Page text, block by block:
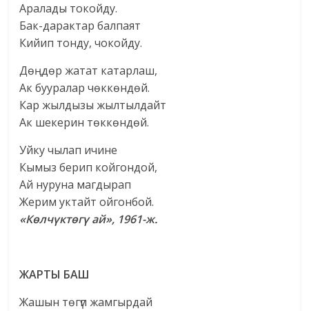
Аралады токойду.
Бак-дарактар балпаят
Кийип тонду, чокойду.
Дөңдөр жатат катарлаш,
Ак бууралар чөккөндөй.
Кар жылдызы жылтылдайт
Ак шекерин төккөндөй.
Уйку чылап ичине
Кымыз берип койгондой,
Ай нуруна магдырап
Жерим уктайт ойгонбой.
«Көлчүктөгү ай», 1961-ж.
ЖАРТЫ БАШ
Жашын төгүп жамгырдай